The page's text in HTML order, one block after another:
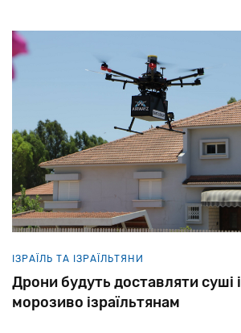
ІЗРАЇЛЬ ТА ІЗРАЇЛЬТЯНИ
Дрони будуть доставляти суші і
морозиво ізраїльтянам